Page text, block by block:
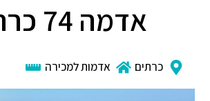
אדמה 74 כרתים
כרתים אדמות למכירה